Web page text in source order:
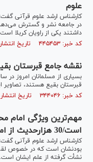
علوم
کارشناس ارشد علوم قرآنی
در جامعه نشر و گسترش
داشتند یکی از راویان کربلا است.
کد خبر: ۴۴۵۴۵۳ تاریخ انتشار : ۱۳۹۷/۰۵/۲۷
نقشه‌ جامع قبرستان
بسیاری از مسلمانان امروز در
قبرستان بقیع هستند، تصاویر
کد خبر: ۳۴۴۰۴۶ تاریخ انتشار : ۱۳۹۶/۰۶/۰۷
مهم‌ترین ویژگی امام
است/30 هزارحدیث از امام باقر(ع) به یادگار مانده
کارشناس ارشد علوم قرآنی
بودنشان است که در خصوص
نشأت گرفته از علم ایشان است.